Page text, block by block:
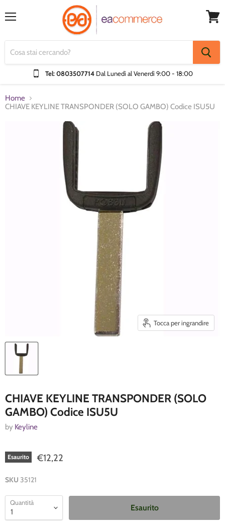
Tel: 0803507714 Dal Lunedì al Venerdì9:00 - 18:00
Home
CHIAVE KEYLINE TRANSPONDER (SOLO GAMBO) Codice ISU5U
Tocca per ingrandire
CHIAVE KEYLINE TRANSPONDER (SOLO
GAMBO) Codice ISU5U
by Keyline
Esaurito €12,22
SKU 35121
Quantità
Esaurito